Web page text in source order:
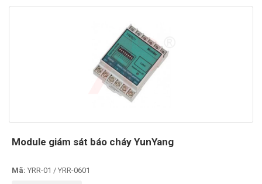
Module giám sát báo cháy YunYang
Mã: YRR-01 / YRR-0601